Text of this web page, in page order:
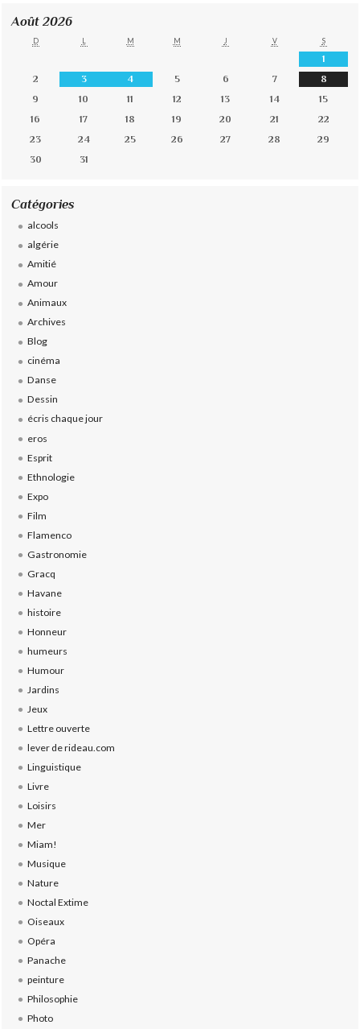
Août 2026
D L M M J V S
1
2
3 4 5 6 7
8
9
10 11 12 13 14
15
16
17 18 19 20 21
22
23
24 25 26 27 28
29
30
31
Catégories
alcools
algérie
Amitié
Amour
Animaux
Archives
Blog
cinéma
Danse
Dessin
écris chaque jour
eros
Esprit
Ethnologie
Expo
Film
Flamenco
Gastronomie
Gracq
Havane
histoire
Honneur
humeurs
Humour
Jardins
Jeux
Lettre ouverte
lever de rideau.com
Linguistique
Livre
Loisirs
Mer
Miam!
Musique
Nature
Noctal Extime
Oiseaux
Opéra
Panache
peinture
Philosophie
Photo